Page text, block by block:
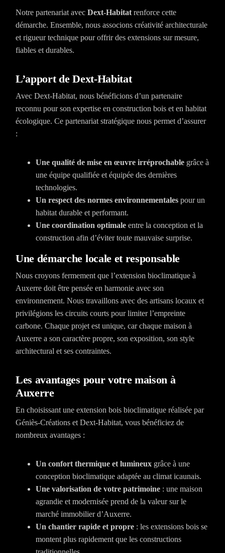
Notre partenariat avec Dext-Habitat renforce cette
démarche. Ensemble, nous associons créativité architecturale
et rigueur technique pour offrir des extensions sur mesure,
fiables et durables.
L’apport de Dext-Habitat
Avec Dext-Habitat, nous bénéficions d’un partenaire
reconnu pour son expertise en construction bois et en habitat
écologique. Ce partenariat stratégique nous permet d’assurer
:
Une qualité de mise en œuvre irréprochable grâce à
une équipe qualifiée et équipée des dernières
technologies.
Un respect des normes environnementales pour un
habitat durable et performant.
Une coordination optimale entre la conception et la
construction afin d’éviter toute mauvaise surprise.
Une démarche locale et responsable
Nous croyons fermement que l’extension bioclimatique à
Auxerre doit être pensée en harmonie avec son
environnement. Nous travaillons avec des artisans locaux et
privilégions les circuits courts pour limiter l’empreinte
carbone. Chaque projet est unique, car chaque maison à
Auxerre a son caractère propre, son exposition, son style
architectural et ses contraintes.
Les avantages pour votre maison à
Auxerre
En choisissant une extension bois bioclimatique réalisée par
Géniès-Créations et Dext-Habitat, vous bénéficiez de
nombreux avantages :
Un confort thermique et lumineux grâce à une
conception bioclimatique adaptée au climat icaunais.
Une valorisation de votre patrimoine : une maison
agrandie et modernisée prend de la valeur sur le
marché immobilier d’Auxerre.
Un chantier rapide et propre : les extensions bois se
montent plus rapidement que les constructions